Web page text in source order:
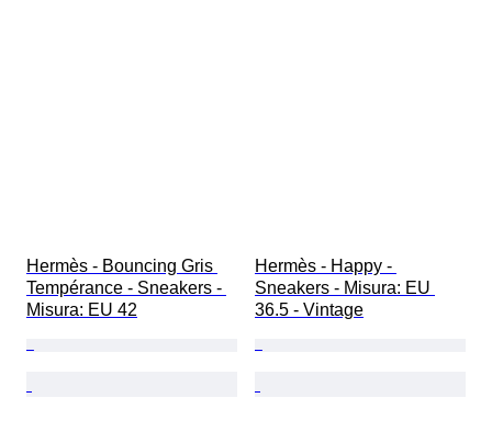
Hermès - Bouncing Gris
Tempérance - Sneakers -
Misura: EU 42
Hermès - Happy -
Sneakers - Misura: EU
36.5 - Vintage